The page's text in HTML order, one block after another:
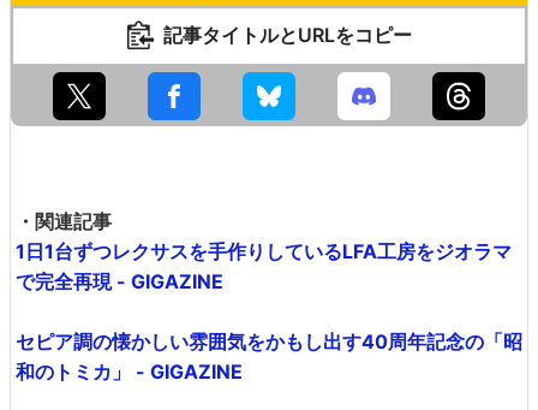
記事タイトルとURLをコピー
・関連記事
1日1台ずつレクサスを手作りしているLFA工房をジオラマ
で完全再現 - GIGAZINE
セピア調の懐かしい雰囲気をかもし出す40周年記念の「昭
和のトミカ」 - GIGAZINE